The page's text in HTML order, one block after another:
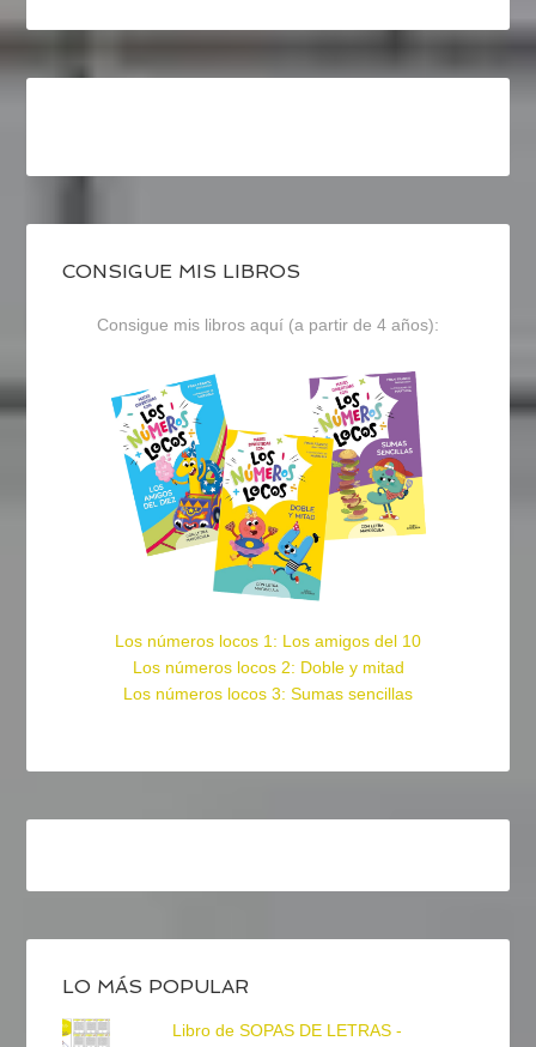
CONSIGUE MIS LIBROS
Consigue mis libros aquí (a partir de 4 años):
Los números locos 1: Los amigos del 10
Los números locos 2: Doble y mitad
Los números locos 3: Sumas sencillas
LO MÁS POPULAR
Libro de SOPAS DE LETRAS -